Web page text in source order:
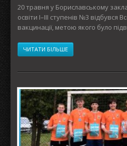
20 травня у Бориславському
освіти І–ІІІ ступенів №3 відбувся
вакцинації, метою якого було
ЧИТАТИ БІЛЬШЕ